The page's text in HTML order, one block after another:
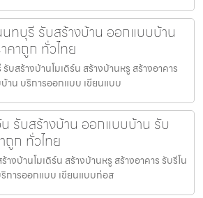
นทบุรี รับสร้างบ้าน ออกแบบบ้าน
คาถูก ทั่วไทย
บสร้างบ้านโมเดิร์น สร้างบ้านหรู สร้างอาคาร
าน บริการออกแบบ เขียนแบบ
รับสร้างบ้าน ออกแบบบ้าน รับ
ถูก ทั่วไทย
งบ้านโมเดิร์น สร้างบ้านหรู สร้างอาคาร รับรีโน
การออกแบบ เขียนแบบก่อส